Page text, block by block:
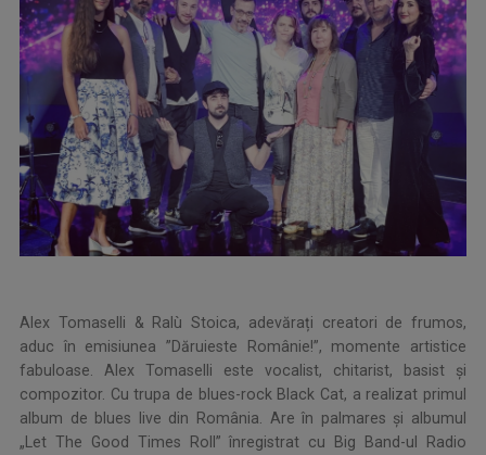
Alex Tomaselli & Ralù Stoica, adevărați creatori de frumos,
aduc în emisiunea ”Dăruieste Românie!”, momente artistice
fabuloase. Alex Tomaselli este vocalist, chitarist, basist şi
compozitor. Cu trupa de blues-rock Black Cat, a realizat primul
album de blues live din România. Are în palmares și albumul
„Let The Good Times Roll” înregistrat cu Big Band-ul Radio